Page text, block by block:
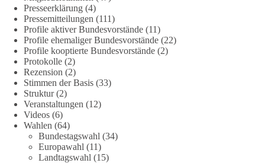
Jetzt dieBasis Sachsen-Anhalt unterstützen!
Die Landtagswahl 2026 in Sachsen-Anhalt findet am 6.
September statt. Die Inhalte stehen – jetzt müssen sie gesehen,
geteilt und diskutiert werden.
Folge unseren Kanälen:
Facebook:
https://www.facebook.com/groups/diebasissachsenanhalt/
Instragram:
https://www.instagram.com/die_basis_sachsen_anhalt/
Tiktok: https://www.tiktok.com/@diebasis_sachsenanhalt
Presseerklärung (4)
Pressemitteilungen (111)
Profile aktiver Bundesvorstände (11)
Profile ehemaliger Bundesvorstände (22)
Profile kooptierte Bundesvorstände (2)
Protokolle (2)
Rezension (2)
Stimmen der Basis (33)
Struktur(2)
Veranstaltungen (12)
Videos (6)
Wahlen (64)
Bundestagswahl (34)
Europawahl (11)
Landtagswahl (15)